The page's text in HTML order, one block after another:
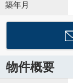
築年月
物件概要